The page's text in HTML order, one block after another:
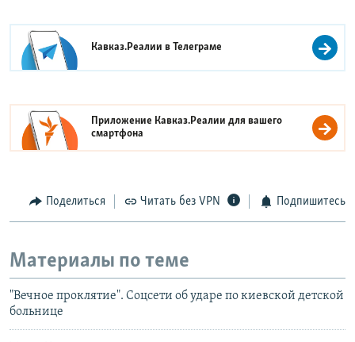
Кавказ.Реалии вТелеграме
Приложение Кавказ.Реалии для вашего
смартфона
Поделиться Читать без VPN Подпишитесь
Материалы по теме
"Вечное проклятие". Соцсети об ударе по киевской детской
больнице